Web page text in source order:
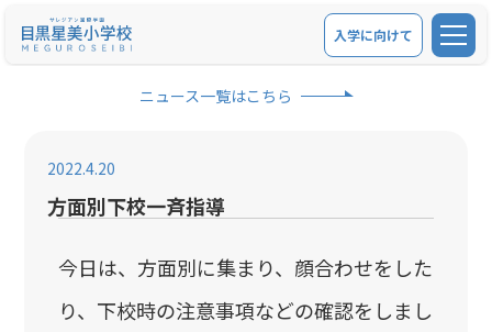
入学に向けて
学校生活
お問い合せ
アクセス
ニュース一覧はこちら
2022.4.20
方面別下校一斉指導
今日は、方面別に集まり、顔合わせをした
り、下校時の注意事項などの確認をしまし